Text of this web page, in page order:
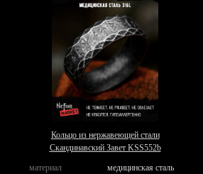
Кольцо из нержавеющей стали
Скандинавский Завет KSS552b
материал
медицинская сталь